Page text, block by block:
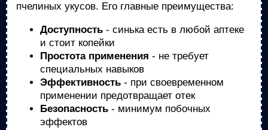
пчелиных укусов. Его главные преимущества:
Доступность - синька есть в любой аптеке
и стоит копейки
Простота применения - не требует
специальных навыков
Эффективность - при своевременном
применении предотвращает отек
Безопасность - минимум побочных
эффектов